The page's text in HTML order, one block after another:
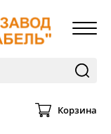
Корзина